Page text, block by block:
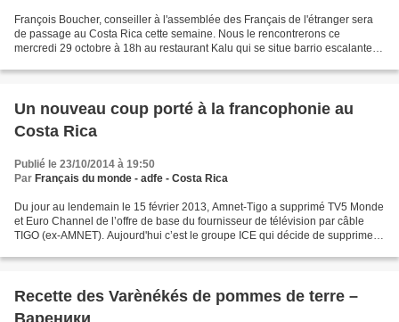
François Boucher, conseiller à l'assemblée des Français de l'étranger sera
de passage au Costa Rica cette semaine. Nous le rencontrerons ce
mercredi 29 octobre à 18h au restaurant Kalu qui se situe barrio escalante,
Un nouveau coup porté à la francophonie au
Costa Rica
Publié le 23/10/2014 à 19:50
Par Français du monde - adfe - Costa Rica
Du jour au lendemain le 15 février 2013, Amnet-Tigo a supprimé TV5 Monde
et Euro Channel de l’offre de base du fournisseur de télévision par câble
TIGO (ex-AMNET). Aujourd'hui c’est le groupe ICE qui décide de supprimer
Recette des Varènékés de pommes de terre –